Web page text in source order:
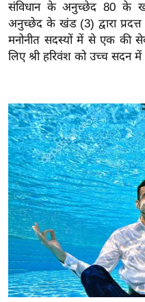
ब
ज
ट
क्रि
के
ट
I
P
L
2
0
6
क्रा
संविधान के अनुच्छेद 80
अनुच्छेद के खंड (3) द्वारा प्रदत्त
मनोनीत सदस्यों में से एक की
लिए श्री हरिवंश को उच्च सदन में